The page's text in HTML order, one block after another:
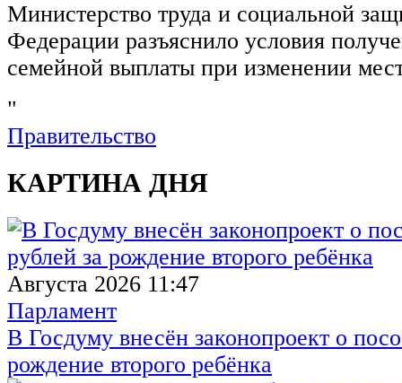
Министерство труда и социальной
Федерации разъяснило условия
семейной выплаты при изменении
"
Правительство
КАРТИНА ДНЯ
Августа 2026 11:47
Парламент
В Госдуму внесён законопроект о
рождение второго ребёнка